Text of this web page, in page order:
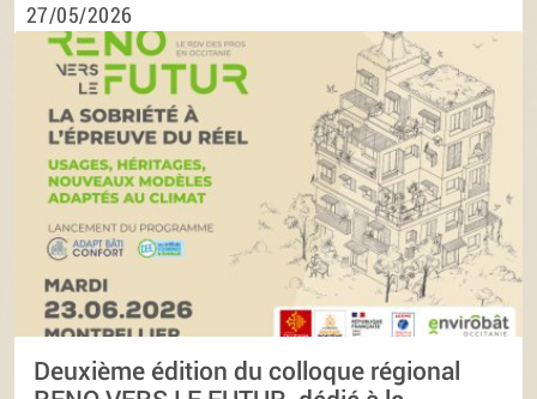
27/05/2026
Deuxième édition du colloque régional